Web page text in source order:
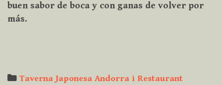
buen sabor de boca y con ganas de volver por
más.
Categories
Taverna Japonesa Andorra i Restaurant